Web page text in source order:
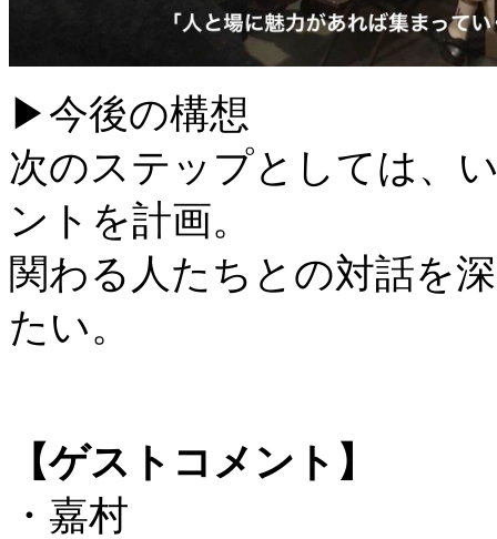
▶︎今後の構想
次のステップとしては、
ントを計画。
関わる人たちとの対話を
たい。
【ゲストコメント】
・嘉村